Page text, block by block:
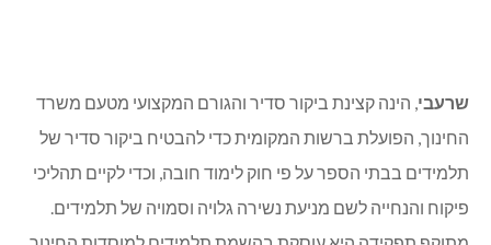
שרעבי , הינה קצינת ביקור סדיר והגורם המקצועי מטעם משרד
החינוך, הפועלת ברשות המקומית כדי להבטיח ביקור סדיר של
תלמידים בבתי הספר על פי חוק לימוד חובה, וכדי לקיים תהליכי
פיקוח והנחייה לשם מניעת נשירה גלויה וסמויה של תלמידים.